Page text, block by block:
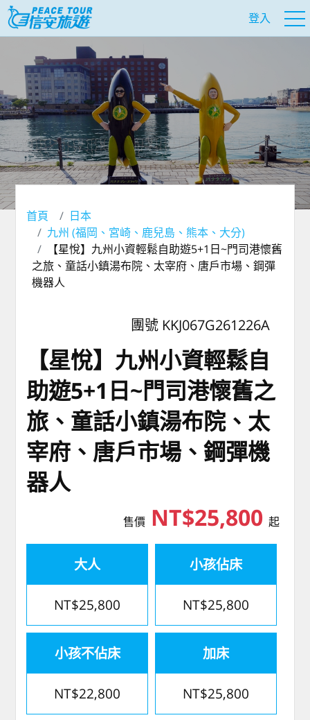
登入
首頁
日本
九州 (福岡、宮崎、鹿兒島、熊本、大分)
【星悅】九州小資輕鬆自助遊5+1日~門司港懷舊
之旅、童話小鎮湯布院、太宰府、唐戶市場、鋼彈
機器人
團號 KKJ067G261226A
【星悅】九州小資輕鬆自
助遊5+1日~門司港懷舊之
旅、童話小鎮湯布院、太
宰府、唐戶市場、鋼彈機
器人
售價NT$25,800 起
大人
NT$25,800
小孩佔床
NT$25,800
小孩不佔床
NT$22,800
加床
NT$25,800